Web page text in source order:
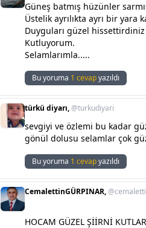
Güneş batmış hüzünler
Üstelik ayrılıkta ayrı bir yara
Duyguları güzel
Kutluyorum.
Selamlarımla.....
Bu yoruma 1 cevapyazıldı
türkü diyarı,@turkudiyari
sevgiyi ve özlemi bu kadar
gönül dolusu selamlar çok
Bu yoruma 1 cevapyazıldı
CemalettinGÜRPINAR,
HOCAM GÜZEL ŞİİRNİ